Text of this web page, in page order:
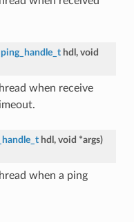
hdl , void
when receive
hdl , void *args)
when a ping